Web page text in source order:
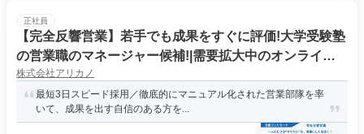
正社員
【完全反響営業】若手でも成果をすぐに評価!大学受験塾
の営業職のマネージャー候補!|需要拡大中のオンライン
塾|「フルリモート勤務」
株式会社アリカノ
最短3日スピード採用／徹底的にマニュアル化された営業部隊を率
いて、成果を出す自信のある方を...